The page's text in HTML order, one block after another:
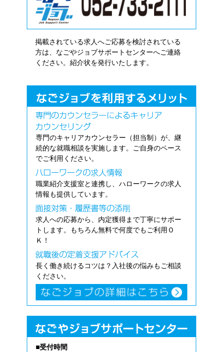
掲載されている求人へご応募を検討されている
方は、なごやジョブサポートセンターへご連絡
ください。紹介状を発行いたします。
専門のキャリアカウンセラー（担当制）が、継
続的な就職相談を実施します。ご自身のペース
でご利用ください。
職業紹介支援室と連携し、ハローワークの求人
情報も提供しています。
求人への応募から、内定獲得まで丁寧にサポー
トします。もちろん無料で何度でもご利用Ｏ
Ｋ！
長く働き続けるコツは？入社後の悩みもご相談
ください。
■受付時間